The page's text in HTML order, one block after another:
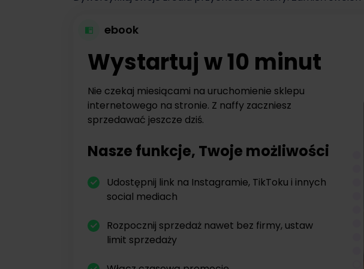
ebook
Wystartuj w 10 minut
Nie czekaj miesiącami na uruchomienie sklepu
internetowego na stronie. Z naffy zaczniesz
sprzedawać jeszcze dziś.
Nasze funkcje, Twoje możliwości
Udostępnij link na Instagramie, TikToku i innych
social mediach
Rozpocznij sprzedaż nawet bez firmy, ustaw
limit sprzedaży